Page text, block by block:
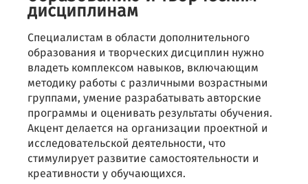
дисциплинам
Специалистам в области дополнительного
образования и творческих дисциплин нужно
владеть комплексом навыков, включающим
методику работы с различными возрастными
группами, умение разрабатывать авторские
программы и оценивать результаты обучения.
Акцент делается на организации проектной и
исследовательской деятельности, что
стимулирует развитие самостоятельности и
креативности у обучающихся.